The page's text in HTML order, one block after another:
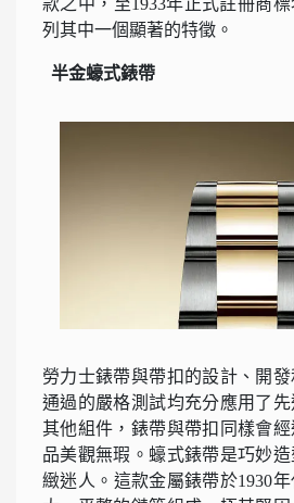
款之中，至1933年正式註冊商
列其中一個顯著的特徵。
半金蠔式錶帶
勞力士錶帶與帶扣的設計、開
通過的嚴格測試均充分應用了
其他組件，錶帶與帶扣同樣會
品美觀無瑕。蠔式錶帶是巧妙
緻迷人。這款金屬錶帶於1930